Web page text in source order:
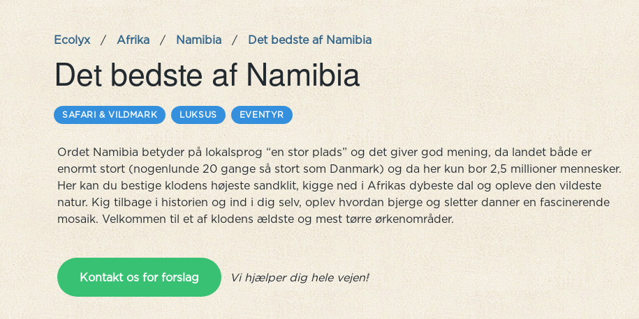
Ecolyx / Afrika / Namibia / Det bedste af Namibia
Det bedste af Namibia
SAFARI & VILDMARK LUKSUS EVENTYR
Ordet Namibia betyder på lokalsprog “en stor plads” og det giver god mening, da landet både er
enormt stort (nogenlunde 20 gange så stort som Danmark) og da her kun bor 2,5 millioner mennesker.
Her kan du bestige klodens højeste sandklit, kigge ned i Afrikas dybeste dal og opleve den vildeste
natur. Kig tilbage i historien og ind i dig selv, oplev hvordan bjerge og sletter danner en fascinerende
mosaik. Velkommen til et af klodens ældste og mest tørre ørkenområder.
Kontakt os for forslag Vi hjælper dig hele vejen!